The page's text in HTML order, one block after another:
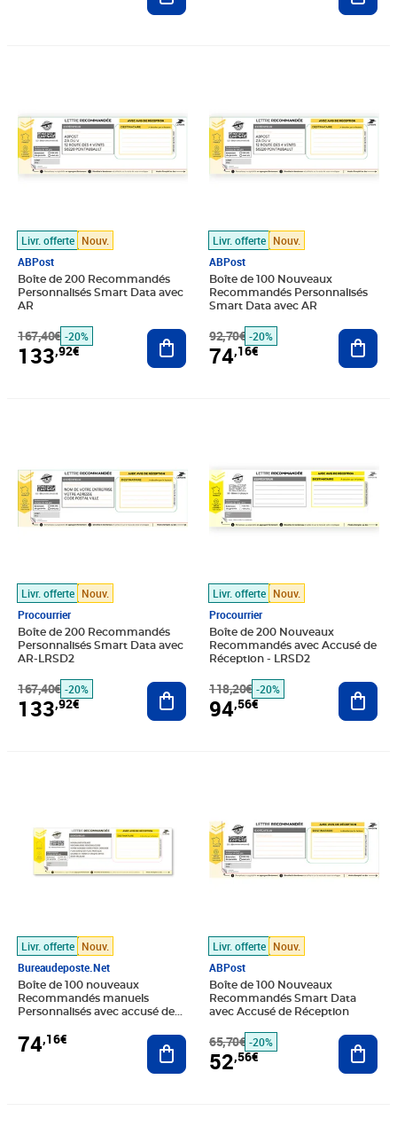
Livr. offerte Nouv.
ABPost
Boîte de 200 Recommandés
Personnalisés Smart Data avec
AR
167,40€ -20%
133,92€
Ajouter au panier
Livr. offerte Nouv.
ABPost
Boîte de 100 Nouveaux
Recommandés Personnalisés
Smart Data avec AR
92,70€ -20%
74,16€
Livr. offerte Nouv.
Procourrier
Boîte de 200 Recommandés
Personnalisés Smart Data avec
AR-LRSD2
167,40€ -20%
133,92€
Ajouter au panier
Livr. offerte Nouv.
Procourrier
Boîte de 200 Nouveaux
Recommandés avec Accusé de
Réception - LRSD2
118,20€ -20%
94,56€
Livr. offerte Nouv.
Bureaudeposte.net
Boîte de 100 nouveaux
Recommandés manuels
Personnalisés avec accusé de
74,16€ Ajouter au panier
Livr. offerte Nouv.
ABPost
Boîte de 100 Nouveaux
Recommandés Smart Data
avec Accusé de Réception
65,70€ -20%
52,56€